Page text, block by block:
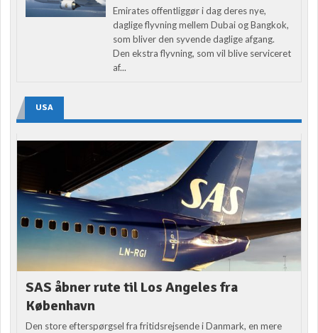
Emirates offentliggør i dag deres nye,
daglige flyvning mellem Dubai og Bangkok,
som bliver den syvende daglige afgang.
Den ekstra flyvning, som vil blive serviceret
af...
USA
SAS åbner rute til Los Angeles fra
København
Den store efterspørgsel fra fritidsrejsende i Danmark, en mere